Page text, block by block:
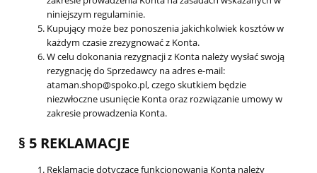
niniejszym regulaminie.
Kupujący może bez ponoszenia jakichkolwiek kosztów w
każdym czasie zrezygnować z Konta.
W celu dokonania rezygnacji z Konta należy wysłać swoją
rezygnację do Sprzedawcy na adres e-mail:
ataman.shop@spoko.pl, czego skutkiem będzie
niezwłoczne usunięcie Konta oraz rozwiązanie umowy w
zakresie prowadzenia Konta.
§ 5 REKLAMACJE
Reklamacje dotyczące funkcjonowania Konta należy